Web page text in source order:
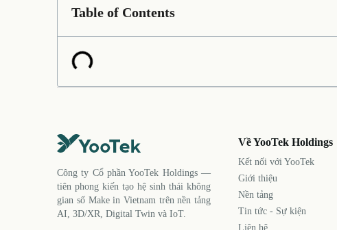
Table of Contents
Công ty Cổ phần YooTek Holdings —
tiên phong kiến tạo hệ sinh thái không
gian số Make in Vietnam trên nền tảng
AI, 3D/XR, Digital Twin và IoT.
Về YooTek Holdings
Kết nối với YooTek
Giới thiệu
Nền tảng
Tin tức - Sự kiện
Liên hệ